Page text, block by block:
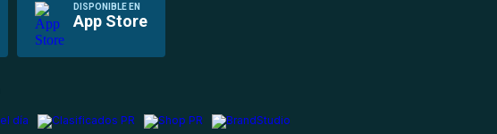
DISPONIBLE EN
App Store